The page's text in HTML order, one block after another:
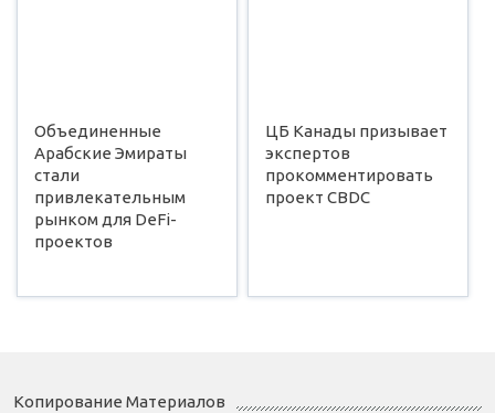
Объединенные
Арабские Эмираты
стали
привлекательным
рынком для DeFi-
проектов
ЦБ Канады призывает
экспертов
прокомментировать
проект CBDC
Копирование Материалов